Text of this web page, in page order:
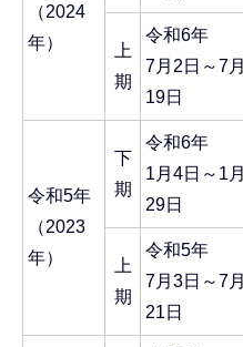
（2024
年）
上
期
令和6年
7月2日～7月
19日
令和5年
（2023
年）
下
期
令和6年
1月4日～1月
29日
上
期
令和5年
7月3日～7月
21日